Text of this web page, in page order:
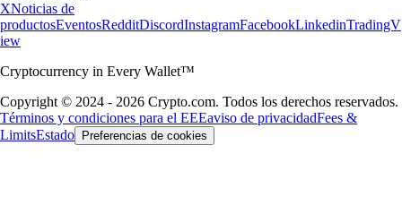
XNoticias de
productosEventosRedditDiscordInstagramFacebookLinkedinTradingV
iew
Cryptocurrency in Every Wallet™
Copyright © 2024 - 2026 Crypto.com. Todos los derechos reservados.
Términos y condiciones para el EEEaviso de privacidadFees &
LimitsEstado Preferencias de cookies